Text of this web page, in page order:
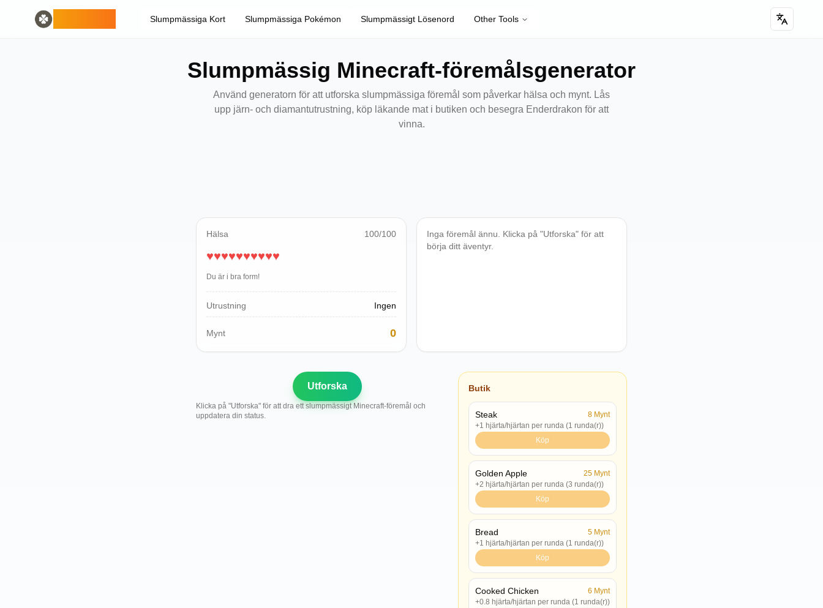
Random Generators
Español
Slumpmässiga Kort Slumpmässiga Pokémon Slumpmässigt Lösenord Other Tools
Slumpmässig Minecraft-föremålsgenerator
Använd generatorn för att utforska slumpmässiga föremål som påverkar hälsa och mynt. Lås
upp järn- och diamantutrustning, köp läkande mat i butiken och besegra Enderdrakon för att
vinna.
Hälsa 100/100
♥♥♥♥♥♥♥♥♥♥
Du är i bra form!
Utrustning Ingen
Mynt 0
Inga föremål ännu. Klicka på "Utforska" för att
börja ditt äventyr.
Utforska
Klicka på "Utforska" för att dra ett slumpmässigt Minecraft-föremål och
uppdatera din status.
Butik
Steak 8 Mynt
+1 hjärta/hjärtan per runda (1 runda(r))
Köp
Golden Apple 25 Mynt
+2 hjärta/hjärtan per runda (3 runda(r))
Köp
Bread 5 Mynt
+1 hjärta/hjärtan per runda (1 runda(r))
Köp
Cooked Chicken 6 Mynt
+0.8 hjärta/hjärtan per runda (1 runda(r))